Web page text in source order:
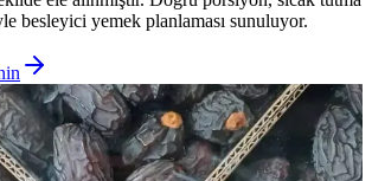
besleyici yemek planlaması sunuluyor.